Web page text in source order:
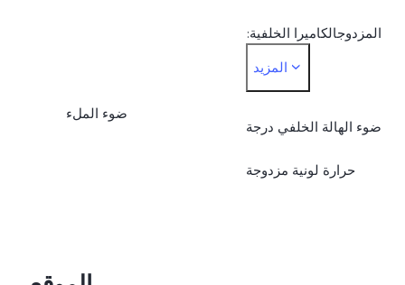
المزدوجالكاميرا الخلفية:
الدقة العالية، والصورة الحية،
وليلي، وبورتريه، وصورة،
وفيلم مصغر، والعرض
المزيد
ضوء الملء
ضوء الهالة الخلفي درجة
حرارة لونية مزدوجة